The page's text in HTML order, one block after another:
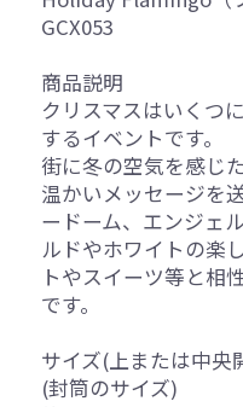
GCX053
商品説明
クリスマスはいくつ
するイベントです。
街に冬の空気を感じ
温かいメッセージを
ードーム、エンジェ
ルドやホワイトの楽
トやスイーツ等と相
です。
サイズ(上または中央
(封筒のサイズ)